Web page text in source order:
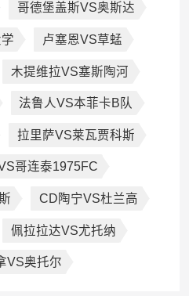
哥德堡盖斯VS奥斯达
卢塞恩VS草蜢
木提维拉VS塞斯陶河
法鲁人VS本菲卡B队
拉里萨VS莱瓦贾科斯
哥连泰1975FC
CD陶宁VS杜兰高
佩拉拉达VS尤托纳
VS奥托尔